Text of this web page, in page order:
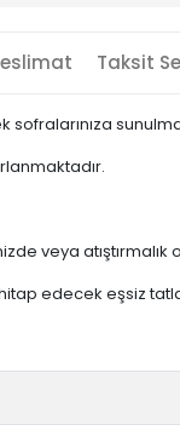
Taksit
veya
edecek eşsiz